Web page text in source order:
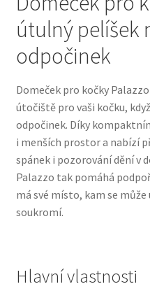
Boudy a výběhy
Bozita pro psy —
Brit pro psy
Granule pro psy
Natural Trainer pro
přírodními složkami
Hill’s pro psy
útulný pelíšek
odpočinek
Domeček pro kočky
útočiště pro vaši kočku,
odpočinek. Díky
i menších prostor a nabízí
spánek i pozorování dění v
Palazzo tak pomáhá
má své místo, kam se
soukromí.
Hlavní vlastnosti